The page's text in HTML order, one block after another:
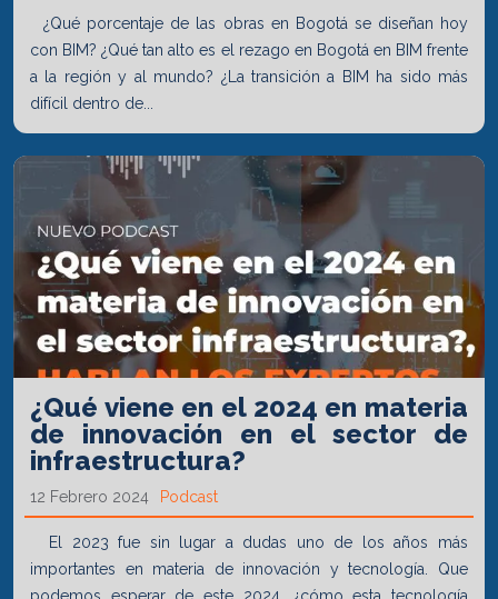
¿Qué porcentaje de las obras en Bogotá se diseñan hoy
con BIM? ¿Qué tan alto es el rezago en Bogotá en BIM frente
a la región y al mundo? ¿La transición a BIM ha sido más
difícil dentro de...
¿Qué viene en el 2024 en materia
de innovación en el sector de
infraestructura?
12 Febrero 2024 Podcast
El 2023 fue sin lugar a dudas uno de los años más
importantes en materia de innovación y tecnología. Que